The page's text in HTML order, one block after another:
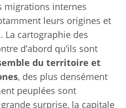
migrations internes
leurs origines et
La cartographie des
d’abord qu’ils sont
du territoire et
, des plus densément
peuplées sont
surprise, la capitale